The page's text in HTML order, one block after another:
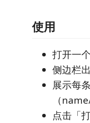
使用
打开一
侧边栏
展示每
（
点击「